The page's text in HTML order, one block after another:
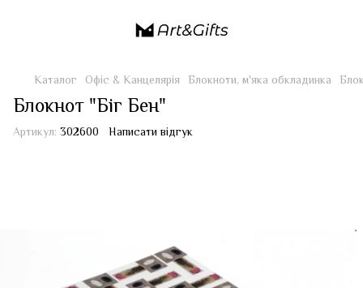
Каталог Офіс & Канцелярія Блокноти, м'яка обкладинка
Блокнот "Біг Бен"
Артикул: 302600 Написати відгук